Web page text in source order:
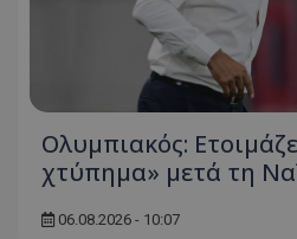
Ολυμπιακός:
χτύπημα» μετά τη
06.08.2026 - 10:07